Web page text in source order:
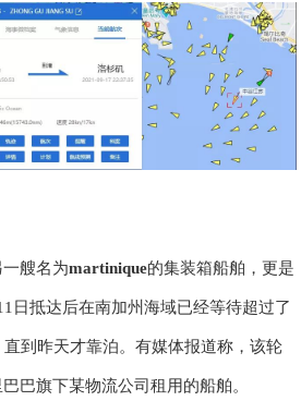
一艘名为martinique的集装箱船舶，更是
日抵达后在南加州海域已经等待超过了
直到昨天才靠泊。有媒体报道称，该轮
巴旗下某物流公司租用的船舶。